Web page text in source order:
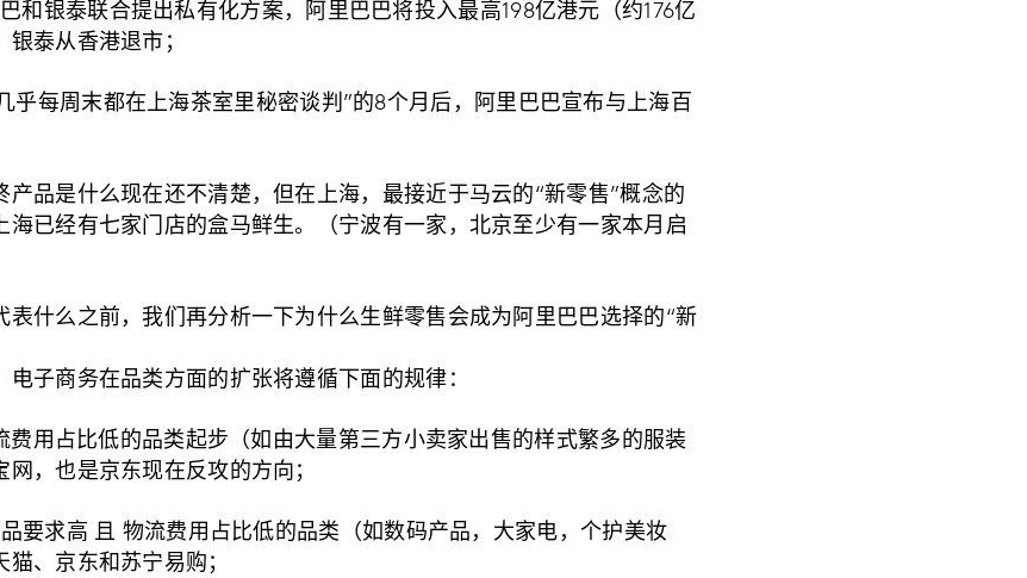
和银泰联合提出私有化方案，阿里巴巴将投入最高198亿港元（约176亿
泰从香港退市；
乎每周末都在上海茶室里秘密谈判”的8个月后，阿里巴巴宣布与上海百
产品是什么现在还不清楚，但在上海，最接近于马云的“新零售”概念的
海已经有七家门店的盒马鲜生。（宁波有一家，北京至少有一家本月启
表什么之前，我们再分析一下为什么生鲜零售会成为阿里巴巴选择的“新
子商务在品类方面的扩张将遵循下面的规律：
费用占比低的品类起步（如由大量第三方小卖家出售的样式繁多的服装
，也是京东现在反攻的方向；
要求高 且 物流费用占比低的品类（如数码产品，大家电，个护美妆
、京东和苏宁易购；